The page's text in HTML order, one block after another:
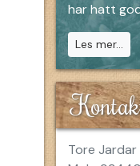
har hatt
Les mer...
Tore Jardar